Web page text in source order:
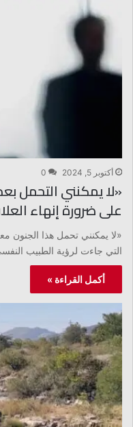
أكتوبر 5, 2024 0
على ضرورة إنهاء
«لا يمكنني تحمل هذا الجنون
التي جاءت لرؤية الطبيب
أكمل القراءة »